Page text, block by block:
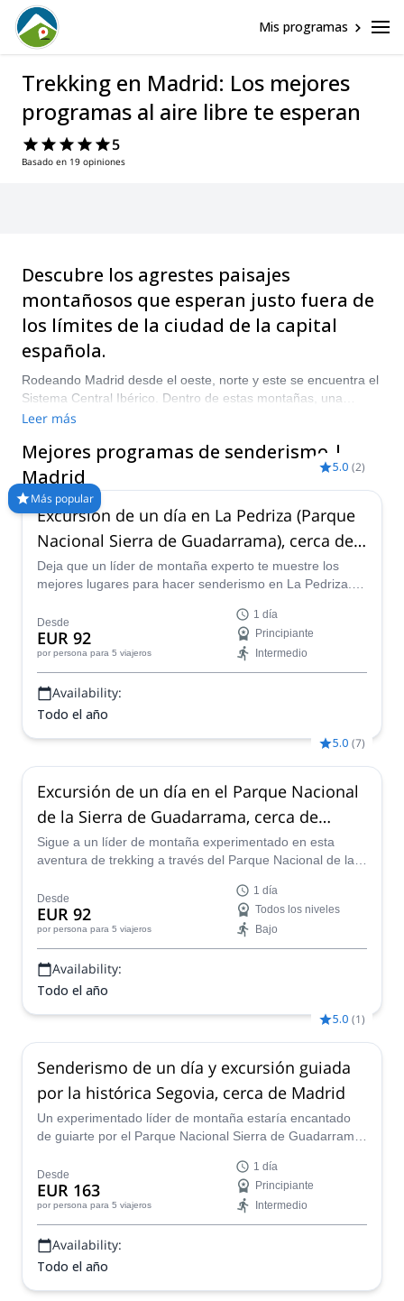
Mis programas
Trekking en Madrid: Los mejores
programas al aire libre te esperan
5
Basado en 19 opiniones
Descubre los agrestes paisajes
montañosos que esperan justo fuera de
los límites de la ciudad de la capital
española.
Rodeando Madrid desde el oeste, norte y este se encuentra el
Sistema Central Ibérico. Dentro de estas montañas, una
multitud de aventuras de trekking te esperan. “Compara y
con Explore-Share.com: más de 1500 guías, en 70+ países y
más de 8000 programas diferentes para elegir. Escoge de
nuestra selección de Trekking en Madrid. ¡Las montañas están
llamando!
Leer más
Mejores programas de senderismo |
Madrid
Más popular
5.0 (2)
Excursión de un día en La Pedriza (Parque
Nacional Sierra de Guadarrama), cerca de
Madrid
Deja que un líder de montaña experto te muestre los
mejores lugares para hacer senderismo en La Pedriza.
Nacional Guadarrama.
Desde
EUR 92
por persona para 5 viajeros
1 día
Principiante
Intermedio
Availability:
Todo el año
5.0 (7)
Excursión de un día en el Parque Nacional
de la Sierra de Guadarrama, cerca de
Madrid
Sigue a un líder de montaña experimentado en esta
aventura de trekking a través del Parque Nacional de la
Desde
EUR 92
por persona para 5 viajeros
1 día
Todos los niveles
Bajo
Availability:
Todo el año
5.0 (1)
Senderismo de un día y excursión guiada
por la histórica Segovia, cerca de Madrid
Un experimentado líder de montaña estaría encantado
de guiarte por el Parque Nacional Sierra de Guadarrama
privado en España.
Desde
EUR 163
por persona para 5 viajeros
1 día
Principiante
Intermedio
Availability:
Todo el año